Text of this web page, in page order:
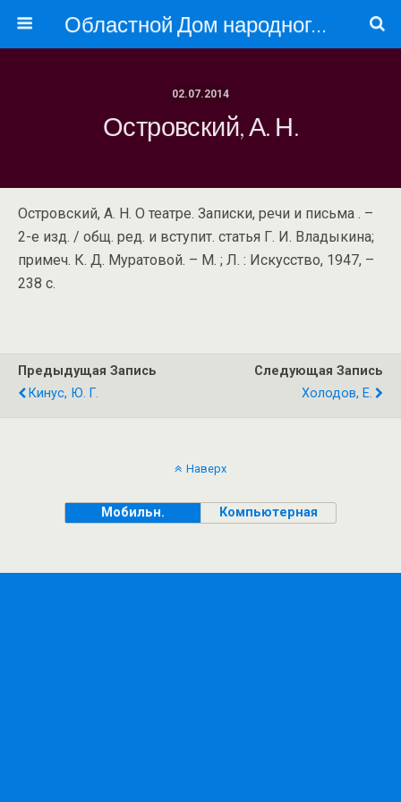
Областной Дом народного творчества
02.07.2014
Островский, А. Н.
Островский, А. Н. О театре. Записки, речи и письма . –
2-е изд. / общ. ред. и вступит. статья Г. И. Владыкина;
примеч. К. Д. Муратовой. – М. ; Л. : Искусство, 1947, –
238 с.
Предыдущая Запись
Кинус, Ю. Г.
Следующая Запись
Холодов, Е.
Наверх
Мобильн. Компьютерная